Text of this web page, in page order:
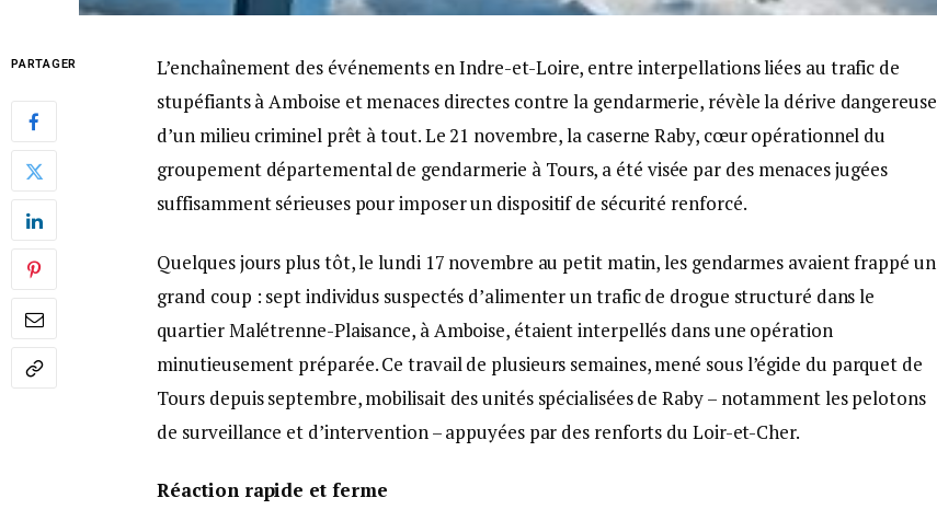
PARTAGER
L’enchaînement des événements en Indre-et-Loire, entre interpellations liées au trafic de
stupéfiants à Amboise et menaces directes contre la gendarmerie, révèle la dérive dangereuse
d’un milieu criminel prêt à tout. Le 21 novembre, la caserne Raby, cœur opérationnel du
groupement départemental de gendarmerie à Tours, a été visée par des menaces jugées
suffisamment sérieuses pour imposer un dispositif de sécurité renforcé.
Quelques jours plus tôt, le lundi 17 novembre au petit matin, les gendarmes avaient frappé un
grand coup : sept individus suspectés d’alimenter un trafic de drogue structuré dans le
quartier Malétrenne-Plaisance, à Amboise, étaient interpellés dans une opération
minutieusement préparée. Ce travail de plusieurs semaines, mené sous l’égide du parquet de
Tours depuis septembre, mobilisait des unités spécialisées de Raby – notamment les pelotons
de surveillance et d’intervention – appuyées par des renforts du Loir-et-Cher.
Réaction rapide et ferme